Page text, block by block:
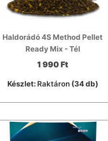
Haldorádó 4S Method Pellet
Ready Mix - Tél
1 990 Ft
Készlet: Raktáron(34 db)